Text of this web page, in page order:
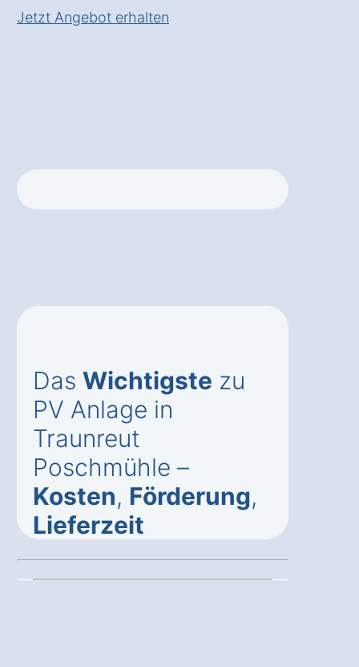
Jetzt Angebot erhalten
Das Wichtigste zu
PV Anlage in
Traunreut
Poschmühle –
Kosten, Förderung,
Lieferzeit